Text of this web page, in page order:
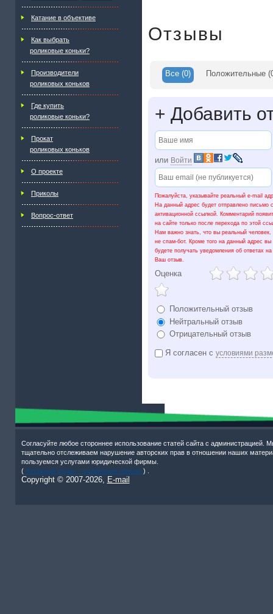
Катание в объективе
Как выбрать
роликовые коньки?
Производители
роликовых коньков
Где купить
роликовые коньки?
Прокат
роликовых коньков
О проекте
Приколы
Вопрос-ответ
Отзывы
Все (0) Положительные
+ Добавить
или Войти
Пожалуйста, указывайте реальный e-mail
На данный адрес будет отправлено письмо с
активационной ссылкой. Комментарий
на сайте только после перехода по этой
Нам важно знать, что вы реальный человек,
не спам-бот. Кроме того на данный адрес вы
будете получать уведомления об ответах на
Ваш отзыв.
Оценка
Положительный отзыв
Нейтральный отзыв
Отрицательный отзыв
Я согласен с условиями
Согласуйте любое стороннее использование статей сайта с администрацией.
тщательно отслеживаем нарушение авторских прав в отношении наших
пользуемся услугами юридической фирмы.
(Активный отдых – роликовые коньки! ) .
Copyright © 2007-2026, E-mail